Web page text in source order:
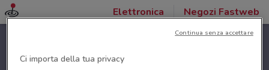
Elettronica Negozi Fastweb
Ci importa della tua privacy
Continua senza accettare